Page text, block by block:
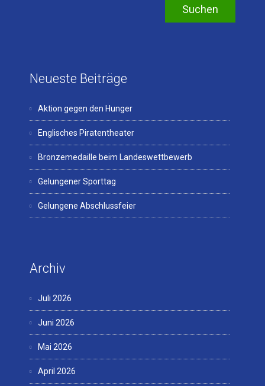
Neueste Beiträge
Aktion gegen den Hunger
Englisches Piratentheater
Bronzemedaille beim Landeswettbewerb
Gelungener Sporttag
Gelungene Abschlussfeier
Archiv
Juli 2026
Juni 2026
Mai 2026
April 2026